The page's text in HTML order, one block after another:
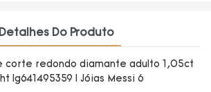
Detalhes Do Produto